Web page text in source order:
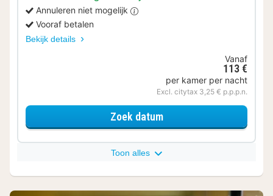
Annuleren niet mogelijk
Vooraf betalen
Bekijk details
Vanaf
113 €
per kamer per nacht
Excl. citytax 3,25 € p.p.p.n.
Zoek datumvoor Standaard
Toon alles